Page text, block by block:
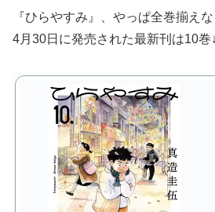
『ひらやすみ』、やっぱ全巻揃え
4月30日に発売された最新刊は10巻